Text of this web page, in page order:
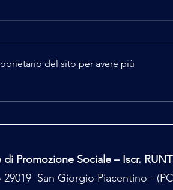
del sito per avere più
Promozione Sociale – Iscr.
San Giorgio Piacentino -